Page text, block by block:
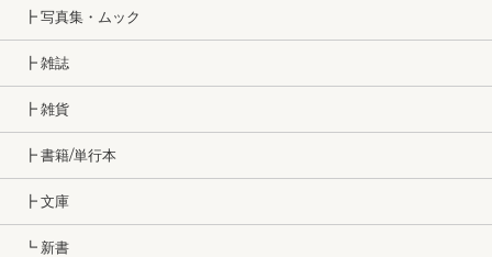
┣ 写真集・ムック
┣ 雑誌
┣ 雑貨
┣ 書籍/単行本
┣ 文庫
┗ 新書